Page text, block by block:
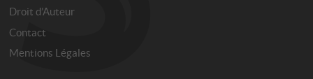
Droit d’Auteur
Contact
Mentions Légales